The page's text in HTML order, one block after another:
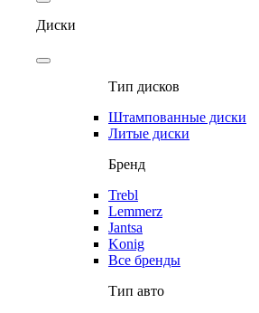
Диски
Тип дисков
Штампованные диски
Литые диски
Бренд
Trebl
Lemmerz
Jantsa
Konig
Все бренды
Тип авто